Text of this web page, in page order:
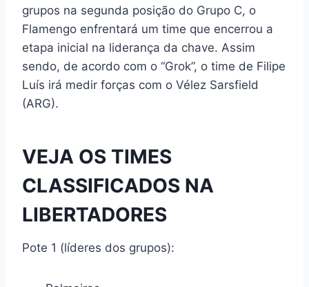
grupos na segunda posição do Grupo C, o
Flamengo enfrentará um time que encerrou a
etapa inicial na liderança da chave. Assim
sendo, de acordo com o “Grok”, o time de Filipe
Luís irá medir forças com o Vélez Sarsfield
(ARG).
VEJA OS TIMES
CLASSIFICADOS NA
LIBERTADORES
Pote 1 (líderes dos grupos):